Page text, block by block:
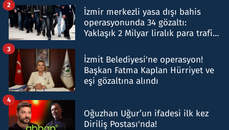
İzmir merkezli yasa dışı bahis
operasyonunda 34 gözaltı:
Yaklaşık 2 Milyar liralık para trafiği
2
İzmit Belediyesi'ne operasyon!
Başkan Fatma Kaplan Hürriyet ve
eşi gözaltına alındı
3
Oğuzhan Uğur’un ifadesi ilk kez
Diriliş Postası'nda!
4